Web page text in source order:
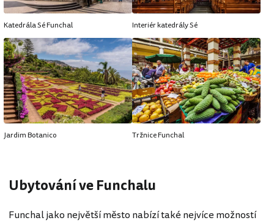
Katedrála Sé Funchal Interiér katedrály Sé
Jardim Botanico Tržnice Funchal
Ubytování ve Funchalu
Funchal jako největší město nabízí také nejvíce možností